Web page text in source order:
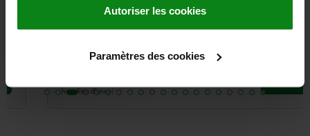
Autoriser les cookies
Paramètres des cookies
hors frais d’envoi